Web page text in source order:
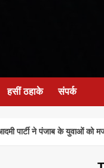
हसीं ठहाके संपर्क
पार्टी ने पंजाब के युवाओं को